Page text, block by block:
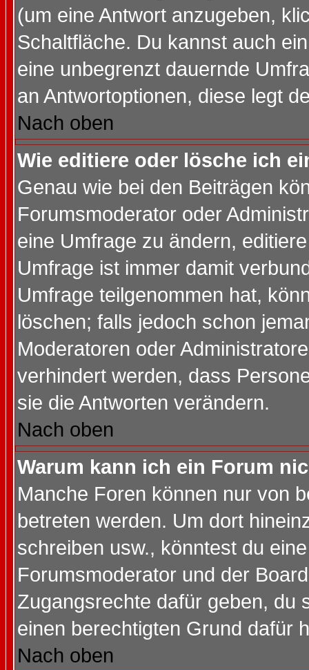
(um eine Antwort anzugeben,
Schaltfläche. Du kannst auch
eine unbegrenzt dauernde
an Antwortoptionen, diese legt
Nach oben
Wie editiere oder lösche ich
Genau wie bei den Beiträgen
Forumsmoderator oder
eine Umfrage zu ändern,
Umfrage ist immer damit
Umfrage teilgenommen hat,
löschen; falls jedoch schon
Moderatoren oder
verhindert werden, dass
sie die Antworten verändern.
Nach oben
Warum kann ich ein Forum
Manche Foren können nur von
betreten werden. Um dort
schreiben usw., könntest du
Forumsmoderator und der
Zugangsrechte dafür geben, du
einen berechtigten Grund dafür
Nach oben